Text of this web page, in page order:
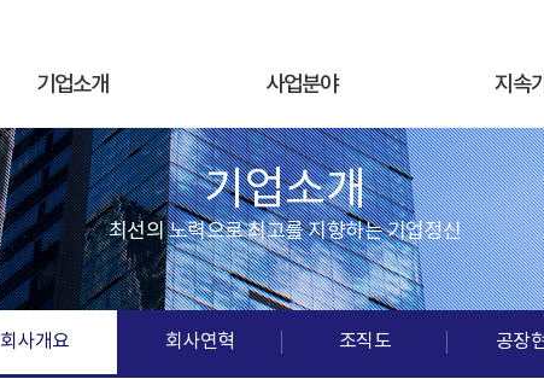
기업소개 사업분야 지속
기업소개
최선의 노력으로 최고를 지향하는 기업정신
회사개요 회사연혁 조직도 공장